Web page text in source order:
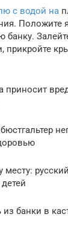
с водой на
Положите
банку.
прикройте
приносит
месту:
банки в